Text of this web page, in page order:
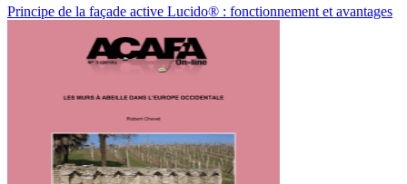
Principe de la façade active Lucido® : fonctionnement et avantages